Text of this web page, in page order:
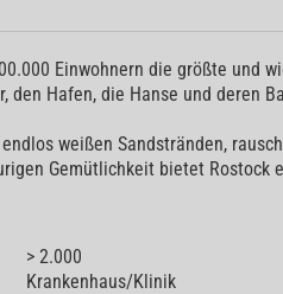
Einwohnern die größte und
den Hafen, die Hanse und deren
weißen Sandstränden,
Gemütlichkeit bietet
> 2.000
Krankenhaus/Klinik